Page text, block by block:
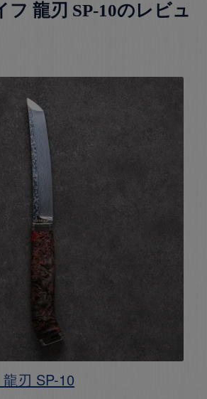
フ 龍刃 SP-10のレビュ
刃 SP-10